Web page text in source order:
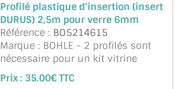
Profilé plastique d'insertion (insert
DURUS) 2,5m pour verre 6mm
Référence : BO5214615
Marque : BOHLE - 2 profilés sont
nécessaire pour un kit vitrine
Durus de 2m50 (un insert par
verre). Gamme DURUS. Ep. de verre
Prix : 35.00€ TTC